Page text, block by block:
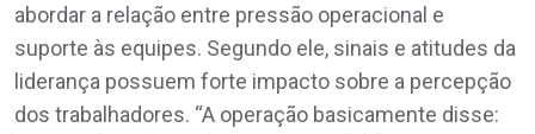
abordar a relação entre pressão operacional e
suporte às equipes. Segundo ele, sinais e atitudes da
liderança possuem forte impacto sobre a percepção
dos trabalhadores. “A operação basicamente disse: